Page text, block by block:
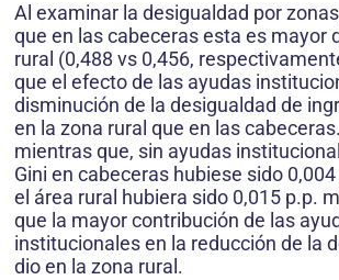
Al examinar la desigualdad por
que en las cabeceras esta es mayor
rural (0,488 vs 0,456,
que el efecto de las ayudas
disminución de la desigualdad de
en la zona rural que en las
mientras que, sin ayudas
Gini en cabeceras hubiese sido
el área rural hubiera sido 0,015 p.p.
que la mayor contribución de las
institucionales en la reducción de la
dio en la zona rural.